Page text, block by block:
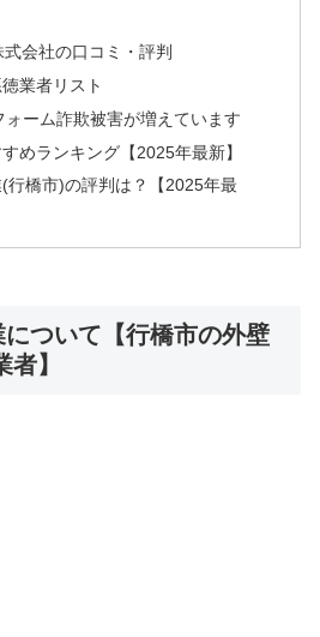
会社の口コミ・評判
業者リスト
ーム詐欺被害が増えています
めランキング【2025年最新】
行橋市)の評判は？【2025年最
ついて【行橋市の外壁
】